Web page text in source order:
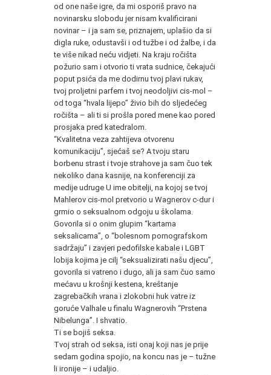
od one naše igre, da mi osporiš pravo na
novinarsku slobodu jer nisam kvalificirani
novinar – i ja sam se, priznajem, uplašio da si
digla ruke, odustavši i od tužbe i od žalbe, i da
te više nikad neću vidjeti. Na kraju ročišta
požurio sam i otvorio ti vrata sudnice, čekajući
poput psića da me dodirnu tvoj plavi rukav,
tvoj proljetni parfem i tvoj neodoljivi cis-mol –
od toga “hvala lijepo” živio bih do sljedećeg
ročišta – ali ti si prošla pored mene kao pored
prosjaka pred katedralom.
“Kvalitetna veza zahtijeva otvorenu
komunikaciju”, sjećaš se? A tvoju staru
borbenu strast i tvoje strahove ja sam čuo tek
nekoliko dana kasnije, na konferenciji za
medije udruge U ime obitelji, na kojoj se tvoj
Mahlerov cis-mol pretvorio u Wagnerov c-dur i
grmio o seksualnom odgoju u školama.
Govorila si o onim glupim “kartama
seksalicama”, o “bolesnom pornografskom
sadržaju” i zavjeri pedofilske kabale i LGBT
lobija kojima je cilj “seksualizirati našu djecu”,
govorila si vatreno i dugo, ali ja sam čuo samo
mećavu u krošnji kestena, kreštanje
zagrebačkih vrana i zlokobni huk vatre iz
goruće Valhale u finalu Wagnerovih “Prstena
Nibelunga”. I shvatio.
Ti se bojiš seksa.
Tvoj strah od seksa, isti onaj koji nas je prije
sedam godina spojio, na koncu nas je – tužne
li ironije – i udaljio.